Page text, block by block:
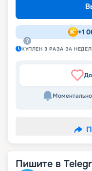
+1
КУПЛЕН3 РАЗА ЗА
Пишите в